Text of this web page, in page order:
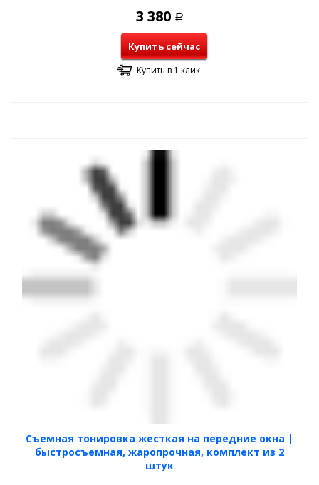
3 380 Р
Купить сейчас
Купить в 1 клик
Cъемная тонировка жесткая на передние окна |
быстросъемная, жаропрочная, комплект из 2
штук